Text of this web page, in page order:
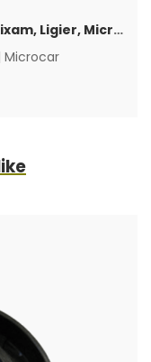
Etujarrusatulan liukutappisarja Aixam, Ligier, Microcar & Chatenet
Microcar